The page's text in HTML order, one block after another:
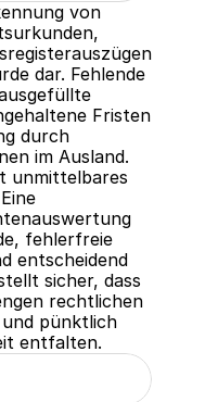
von
dar. Fehlende
Fristen
durch
im Ausland.
unmittelbares
fehlerfreie
entscheidend
sicher, dass
rechtlichen
pünktlich
entfalten.